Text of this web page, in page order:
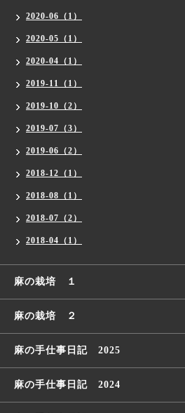
2020-06（1）
2020-05（1）
2020-04（1）
2019-11（1）
2019-10（2）
2019-07（3）
2019-06（2）
2018-12（1）
2018-08（1）
2018-07（2）
2018-04（1）
麻の栽培 １
麻の栽培 ２
麻の手仕事日記 2025
麻の手仕事日記 2024